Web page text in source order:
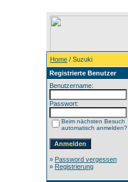
Home / Suzuki
Registrierte Benutzer
Benutzername:
Passwort:
Beim nächsten Besuch
automatisch anmelden?
» Password vergessen
» Registrierung